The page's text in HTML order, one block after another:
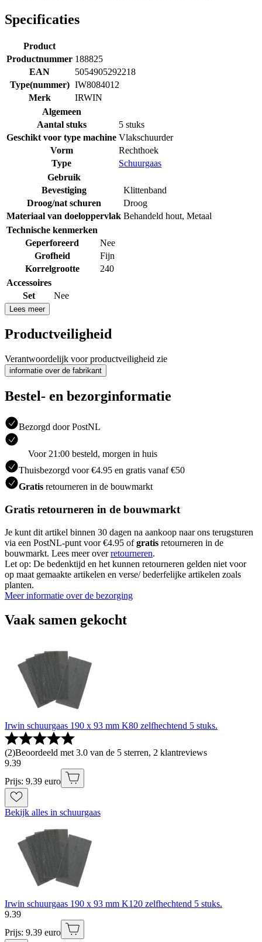
Specificaties
Product
Productnummer 188825
EAN
5054905292218
Type(nummer) IW8084012
Merk
IRWIN
Algemeen
Aantal stuks
5 stuks
Geschikt voor type machine Vlakschuurder
Vorm
Rechthoek
Type
Schuurgaas
Gebruik
Bevestiging
Klittenband
Droog/nat schuren
Droog
Materiaal van doeloppervlak Behandeld hout, Metaal
Technische kenmerken
Geperforeerd
Nee
Grofheid
Fijn
Korrelgrootte
240
Accessoires
Set
Nee
Lees meer
Productveiligheid
Verantwoordelijk voor productveiligheid zie
informatie over de fabrikant
Bestel- en bezorginformatie
Bezorgd door PostNL
Voor 21:00 besteld, morgen in huis
Thuisbezorgd voor €4.95 en gratis vanaf €50
Gratis retourneren in de bouwmarkt
Gratis retourneren in de bouwmarkt
Je kunt dit artikel binnen 30 dagen na aankoop naar ons terugsturen
via een PostNL-punt voor €4.95 ofgratis retourneren in de
bouwmarkt. Lees meer overretourneren.
Let op: De bedenktijd en het kunnen retourneren gelden niet voor
op maat gemaakte artikelen en verse/ bederfelijke artikelen zoals
planten.
Meer informatie over de bezorging
Vaak samen gekocht
Irwin schuurgaas 190 x 93 mm K80 zelfhechtend 5 stuks.
(2)Beoordeeld met 3.0 van de 5 sterren, 2 klantreviews
9.39
Prijs: 9.39 euro
Bekijk alles in schuurgaas
Irwin schuurgaas 190 x 93 mm K120 zelfhechtend 5 stuks.
9.39
Prijs: 9.39 euro